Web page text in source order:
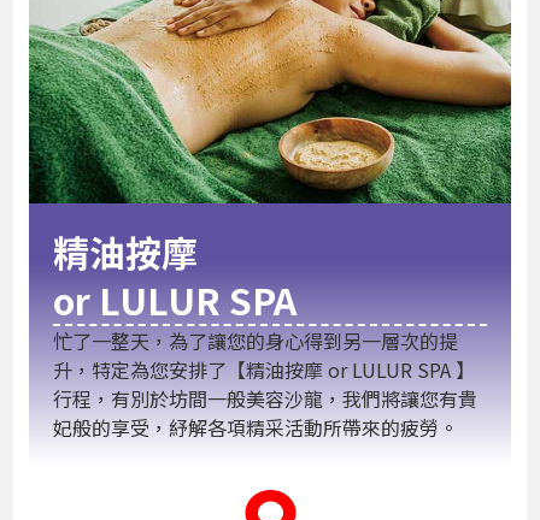
精油按摩
or LULUR SPA
忙了一整天，為了讓您的身心得到另一層次的提
升，特定為您安排了【精油按摩 or LULUR SPA 】
行程，有別於坊間一般美容沙龍，我們將讓您有貴
妃般的享受，紓解各項精采活動所帶來的疲勞。